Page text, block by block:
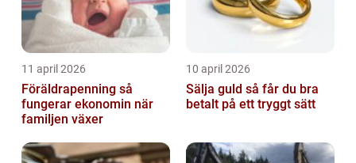
11 april 2026
Föräldrapenning så
fungerar ekonomin när
familjen växer
10 april 2026
Sälja guld så får du bra
betalt på ett tryggt sätt